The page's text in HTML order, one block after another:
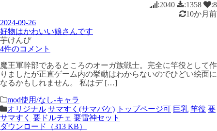
:2040
:1358
:8
10か月前
2024-09-26
好物はかわいい娘さんです
芋けんぴ
4件のコメント
魔王軍幹部であるところのオーガ族戦士。完全に竿役として作
りましたが正直ゲーム内の挙動はわからないのでひどい絵面に
なるかもしれません。 私はデ […]
mod使用/なし-キャラ
オリジナル サマすく(サマバケ) トップページ可 巨乳 竿役 要
サマすく 要ドルチェ 要雷神セット
ダウンロード（313 KB）